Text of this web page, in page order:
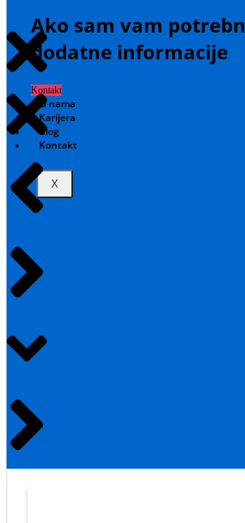
Ako sam vam
dodatne informacije
Kontakt
O nama
Karijera
Blog
Kontakt
X